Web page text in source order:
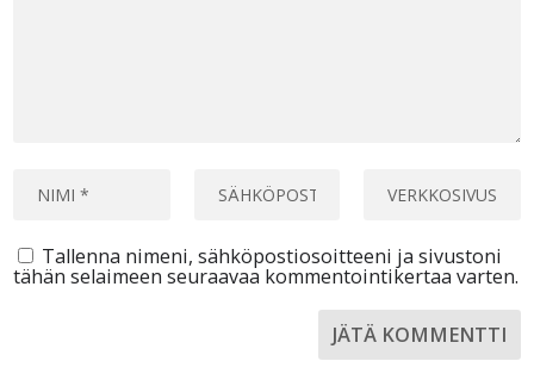
Tallenna nimeni, sähköpostiosoitteeni ja sivustoni
tähän selaimeen seuraavaa kommentointikertaa varten.